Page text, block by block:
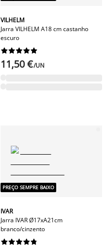
VILHELM
Jarra VILHELM A18 cm castanho
escuro






11,50 €/UN
PREÇO SEMPRE BAIXO
IVAR
Jarra IVAR Ø17xA21cm
branco/cinzento





